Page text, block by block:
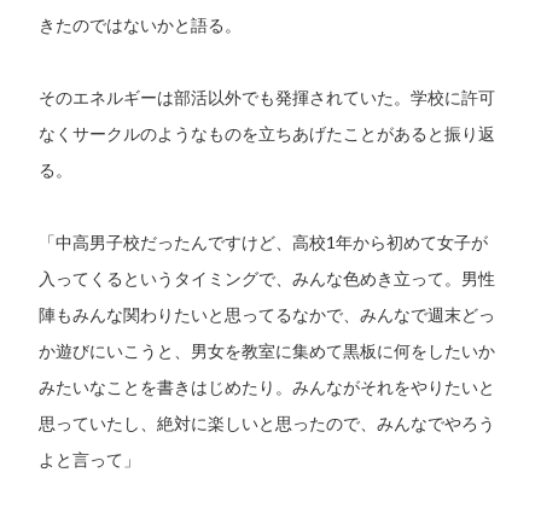
きたのではないかと語る。
そのエネルギーは部活以外でも発揮されていた。学校に許可
なくサークルのようなものを立ちあげたことがあると振り返
る。
「中高男子校だったんですけど、高校1年から初めて女子が
入ってくるというタイミングで、みんな色めき立って。男性
陣もみんな関わりたいと思ってるなかで、みんなで週末どっ
か遊びにいこうと、男女を教室に集めて黒板に何をしたいか
みたいなことを書きはじめたり。みんながそれをやりたいと
思っていたし、絶対に楽しいと思ったので、みんなでやろう
よと言って」